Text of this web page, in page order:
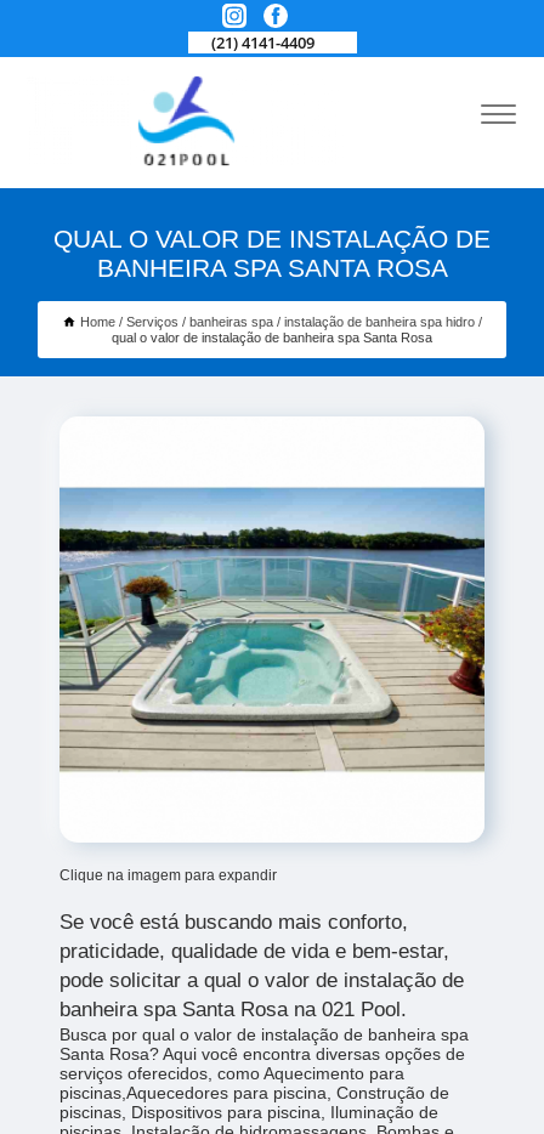
(21) 4141-4409
QUAL O VALOR DE INSTALAÇÃO DE
BANHEIRA SPA SANTA ROSA
Home Serviços banheiras spa
instalação de banheira spa hidro
qual o valor de instalação de banheira spa Santa Rosa
Clique na imagem para expandir
Se você está buscando mais conforto,
praticidade, qualidade de vida e bem-estar,
pode solicitar a qual o valor de instalação de
banheira spa Santa Rosa na 021 Pool.
Busca por qual o valor de instalação de banheira spa
Santa Rosa? Aqui você encontra diversas opções de
serviços oferecidos, como Aquecimento para
piscinas,Aquecedores para piscina, Construção de
piscinas, Dispositivos para piscina, Iluminação de